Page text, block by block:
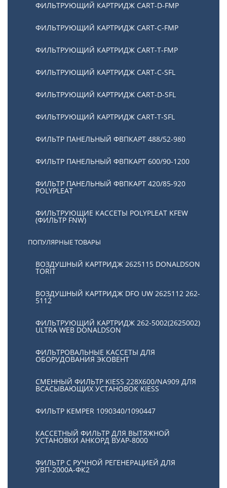
ФИЛЬТРУЮЩИЙ КАРТРИДЖ CART-D-FMP
ФИЛЬТРУЮЩИЙ КАРТРИДЖ CART-С-FMP
ФИЛЬТРУЮЩИЙ КАРТРИДЖ CART-Т-FMP
ФИЛЬТРУЮЩИЙ КАРТРИДЖ CART-C-SFL
ФИЛЬТРУЮЩИЙ КАРТРИДЖ CART-D-SFL
ФИЛЬТРУЮЩИЙ КАРТРИДЖ CART-T-SFL
ФИЛЬТР ПАНЕЛЬНЫЙ ФВПКАРТ 488/52-980
ФИЛЬТР ПАНЕЛЬНЫЙ ФВПКАРТ 600/90-1200
ФИЛЬТР ПАНЕЛЬНЫЙ ФВПКАРТ 420/85-920
POLYPLEAT
ФИЛЬТРУЮЩИЕ КАССЕТЫ POLYPLEAT KFEW
(ФИЛЬТР FNW)
ПОПУЛЯРНЫЕ ТОВАРЫ
ВОЗДУШНЫЙ КАРТРИДЖ 2625115 DONALDSON
TORIT
ВОЗДУШНЫЙ КАРТРИДЖ DFO UW 2625112 262-
5112
ФИЛЬТРУЮЩИЙ КАРТРИДЖ 262-5002(2625002)
ULTRA WEB DONALDSON
ФИЛЬТРОВАЛЬНЫЕ КАССЕТЫ ДЛЯ
ОБОРУДОВАНИЯ ЭКОВЕНТ
СМЕННЫЙ ФИЛЬТР KIESS 228Х600/NA909 ДЛЯ
ВСАСЫВАЮЩИХ УСТАНОВОК KIESS
ФИЛЬТР KEMPER 1090340/1090447
КАССЕТНЫЙ ФИЛЬТР ДЛЯ ВЫТЯЖНОЙ
УСТАНОВКИ АНКОРД ВУАР-8000
ФИЛЬТР С РУЧНОЙ РЕГЕНЕРАЦИЕЙ ДЛЯ
УВП-2000А-ФК2